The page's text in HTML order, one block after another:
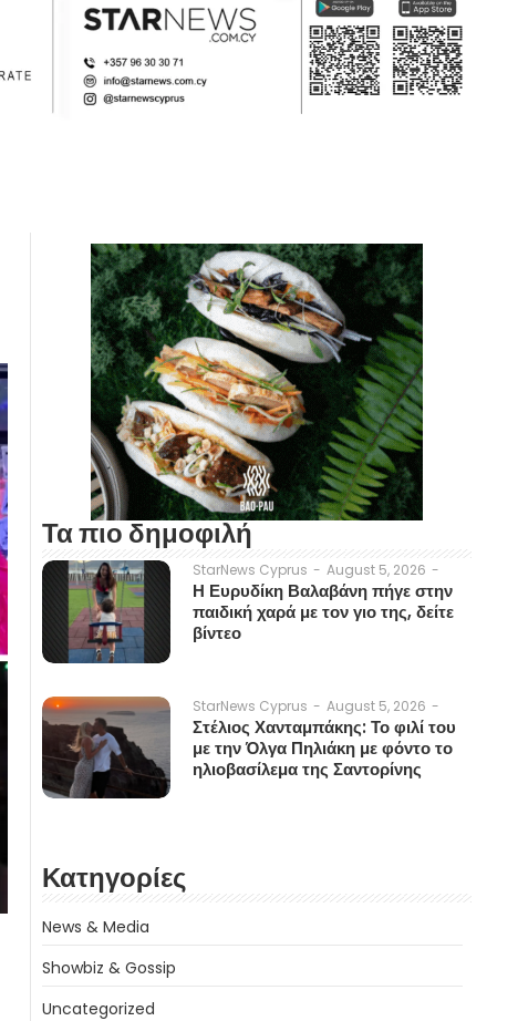
Τα πιο δημοφιλή
StarNews Cyprus - August 5, 2026 -
Η Ευρυδίκη Βαλαβάνη πήγε στην
παιδική χαρά με τον γιο της, δείτε
βίντεο
StarNews Cyprus - August 5, 2026 -
Στέλιος Χανταμπάκης: Το φιλί του
με την Όλγα Πηλιάκη με φόντο το
ηλιοβασίλεμα της Σαντορίνης
Κατηγορίες
News & Media
Showbiz & Gossip
Uncategorized